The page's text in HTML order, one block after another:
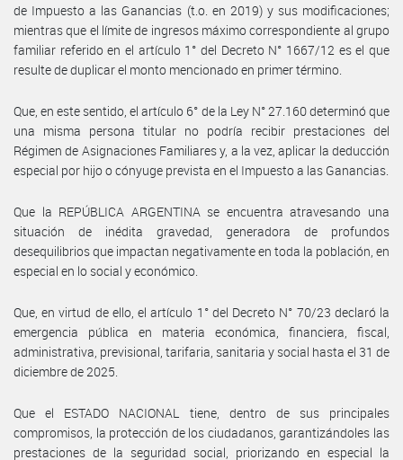
de Impuesto a las Ganancias (t.o. en 2019) y sus modificaciones;
mientras que el límite de ingresos máximo correspondiente al grupo
familiar referido en el artículo 1° del Decreto N° 1667/12 es el que
resulte de duplicar el monto mencionado en primer término.
Que, en este sentido, el artículo 6° de la Ley N° 27.160 determinó que
una misma persona titular no podría recibir prestaciones del
Régimen de Asignaciones Familiares y, a la vez, aplicar la deducción
especial por hijo o cónyuge prevista en el Impuesto a las Ganancias.
Que la REPÚBLICA ARGENTINA se encuentra atravesando una
situación de inédita gravedad, generadora de profundos
desequilibrios que impactan negativamente en toda la población, en
especial en lo social y económico.
Que, en virtud de ello, el artículo 1° del Decreto N° 70/23 declaró la
emergencia pública en materia económica, financiera, fiscal,
administrativa, previsional, tarifaria, sanitaria y social hasta el 31 de
diciembre de 2025.
Que el ESTADO NACIONAL tiene, dentro de sus principales
compromisos, la protección de los ciudadanos, garantizándoles las
prestaciones de la seguridad social, priorizando en especial la